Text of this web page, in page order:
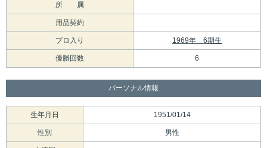
所 属
用品契約
プロ入り 1969年 6期生
優勝回数 6
パーソナル情報
生年月日 1951/01/14
性別 男性